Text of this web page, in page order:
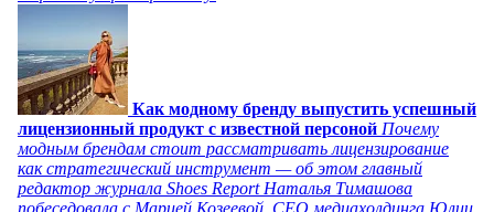
Как модному бренду выпустить успешный
лицензионный продукт с известной персоной Почему
модным брендам стоит рассматривать лицензирование
как стратегический инструмент — об этом главный
редактор журнала Shoes Report Наталья Тимашова
побеседовала с Марией Козеевой, СЕО медиахолдинга Юлии